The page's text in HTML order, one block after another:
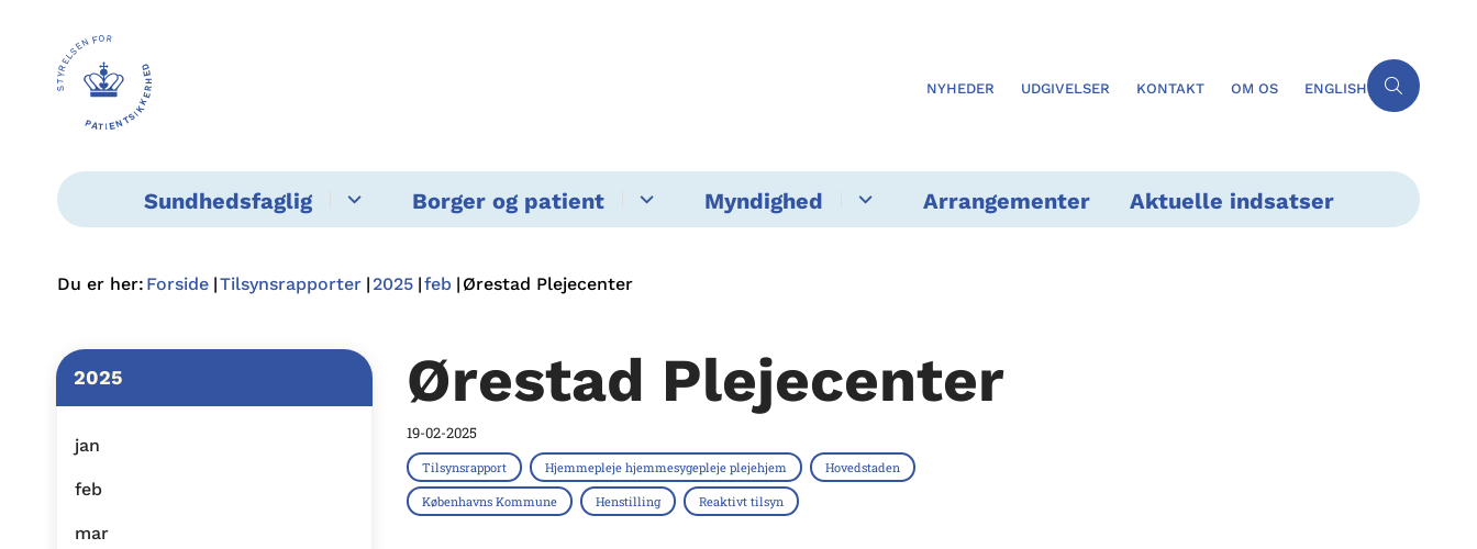
NYHEDER UDGIVELSER KONTAKT OM OS ENGLISH
Sundhedsfaglig Borger og patient Myndighed Arrangementer Aktuelle indsatser
Du er her: Forside Tilsynsrapporter 2025 feb Ørestad Plejecenter
2025
jan
feb
mar
Ørestad Plejecenter
19-02-2025
Tilsynsrapport Hjemmepleje hjemmesygepleje plejehjem Hovedstaden
Københavns Kommune Henstilling Reaktivt tilsyn